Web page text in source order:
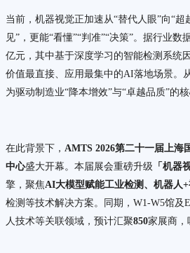
当前，机器视觉正加速从“替代人眼”向“
见”，更能“看懂”“判准”“决策”。据行业
亿元，其中基于深度学习的智能检测系统
价值最直接、应用最集中的AI落地场景。
为驱动制造业“降本增效”与“卓越品质”的核
在此背景下， AMTS 2026第二十一届上海
中心盛大开幕。本届展会重磅升级 「机器
擎，聚焦AI大模型赋能工业检测、机器人+
检测等技术解决方案。同期，W1-W5馆
人技术等关联领域，预计汇聚850家展商，